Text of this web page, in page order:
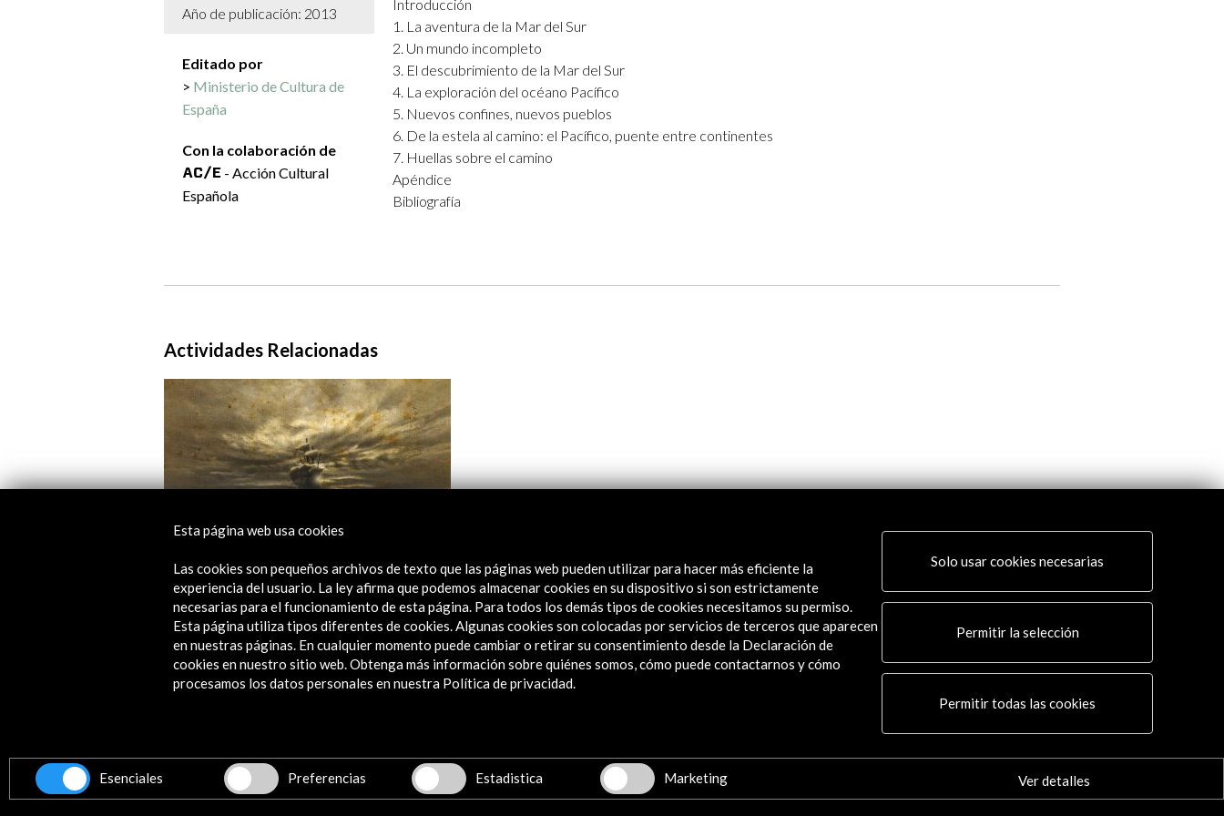
Logos y crédito a AC/E
Contacto
Introducción
1. La aventura de la Mar del Sur
2. Un mundo incompleto
3. El descubrimiento de la Mar del Sur
4. La exploración del océano Pacífico
5. Nuevos confines, nuevos pueblos
6. De la estela al camino: el Pacífico, puente entre continentes
7. Huellas sobre el camino
Apéndice
Bibliografía
Año de publicación: 2013
Editado por
Ministerio de Cultura de
España
Con la colaboración de
- Acción Cultural
Española
Actividades Relacionadas
Pacífico. España y la aventura de La Mar
del Sur
Ver actividad
Contacta
info@accioncultural.es
Explora
Institucional
Conecta
Esta página web usa cookies
Las cookies son pequeños archivos de texto que las páginas web pueden utilizar para hacer más eficiente la
experiencia del usuario. La ley afirma que podemos almacenar cookies en su dispositivo si son estrictamente
necesarias para el funcionamiento de esta página. Para todos los demás tipos de cookies necesitamos su permiso.
Esta página utiliza tipos diferentes de cookies. Algunas cookies son colocadas por servicios de terceros que aparecen
en nuestras páginas. En cualquier momento puede cambiar o retirar su consentimiento desde la Declaración de
cookies en nuestro sitio web. Obtenga más información sobre quiénes somos, cómo puede contactarnos y cómo
procesamos los datos personales en nuestra Política de privacidad.
Solo usar cookies necesarias
Permitir la selección
Permitir todas las cookies
Esenciales Preferencias Estadistica Marketing Ver detalles